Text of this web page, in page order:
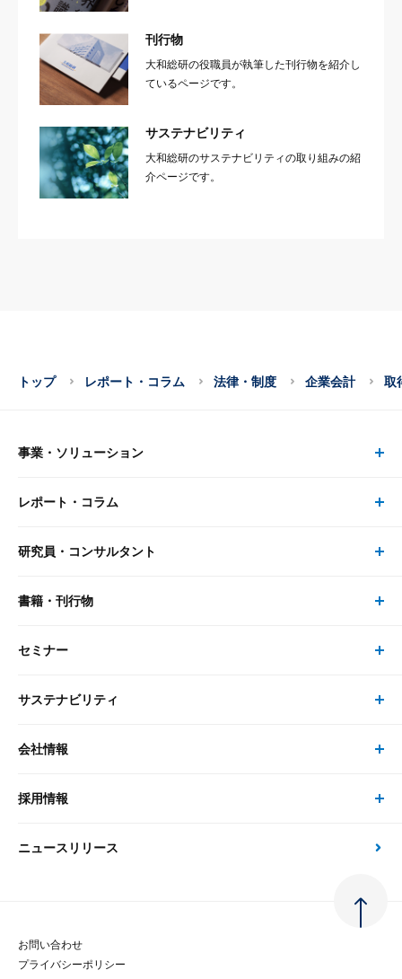
刊行物
大和総研の役職員が執筆した刊行物を紹介し
ているページです。
サステナビリティ
大和総研のサステナビリティの取り組みの紹
介ページです。
トップ レポート・コラム 法律・制度 企業会計 取
事業・ソリューション
事業・ソリューション トップ
リサーチ
大和総研の強み
先端テクノロジーに基づく新たな価値の創出
レポート・コラム
レポート・コラム トップ
最新のレポート・コラム
政策分析
金融経済教育等
研究員・コンサルタント
研究員・コンサルタント トップ
研究員
書籍・刊行物
書籍・刊行物 トップ
書籍
セミナー
セミナー トップ
現在受付中のセミナー・イベント
サステナビリティ
サステナビリティの取り組み
次世代社会への貢献
会社情報
会社情報 トップ
会社概要・役員一覧
大和総研の歩み
採用情報
採用情報 トップ
経験者採用
ニュースリリース
お問い合わせ
プライバシーポリシー